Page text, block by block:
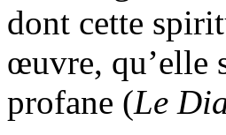
dont cette
œuvre, qu’elle
profane (Le